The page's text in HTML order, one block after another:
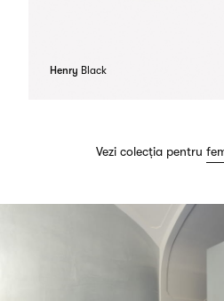
Henry Black
Vezi colecția pentru